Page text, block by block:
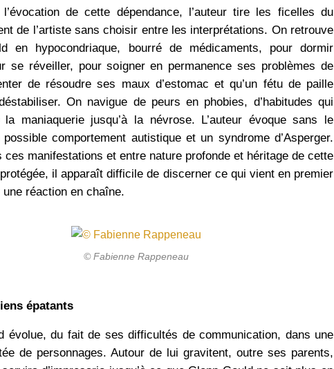
de cette dépendance, l’auteur tire les ficelles du
de l’artiste sans choisir entre les interprétations. On retrouve
en hypocondriaque, bourré de médicaments, pour dormir
se réveiller, pour soigner en permanence ses problèmes de
de résoudre ses maux d’estomac et qu’un fétu de paille
On navigue de peurs en phobies, d’habitudes qui
maniaquerie jusqu’à la névrose. L’auteur évoque sans le
comportement autistique et un syndrome d’Asperger.
ces manifestations et entre nature profonde et héritage de cette
il apparaît difficile de discerner ce qui vient en premier
réaction en chaîne.
© Fabienne Rappeneau
épatants
évolue, du fait de ses difficultés de communication, dans une
de personnages. Autour de lui gravitent, outre ses parents,